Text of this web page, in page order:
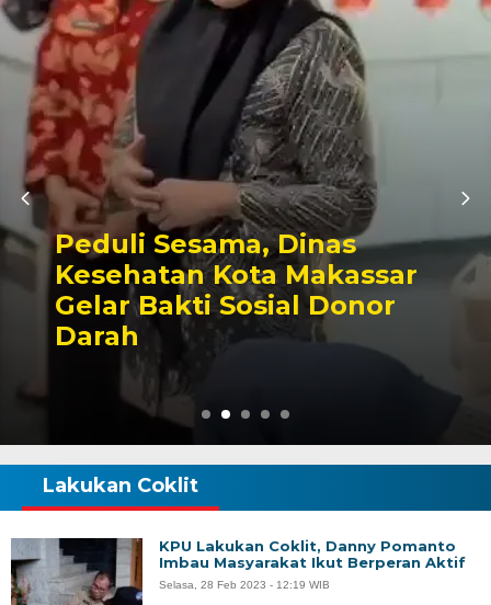
Kunjungan Perdana ke
Parlemen, Kapolres
Douglas Mahendrajaya
Diterima Hangat
DPRD Wajo
Lakukan Coklit
KPU Lakukan Coklit, Danny Pomanto
Imbau Masyarakat Ikut Berperan Aktif
Selasa, 28 Feb 2023 - 12:19 WIB